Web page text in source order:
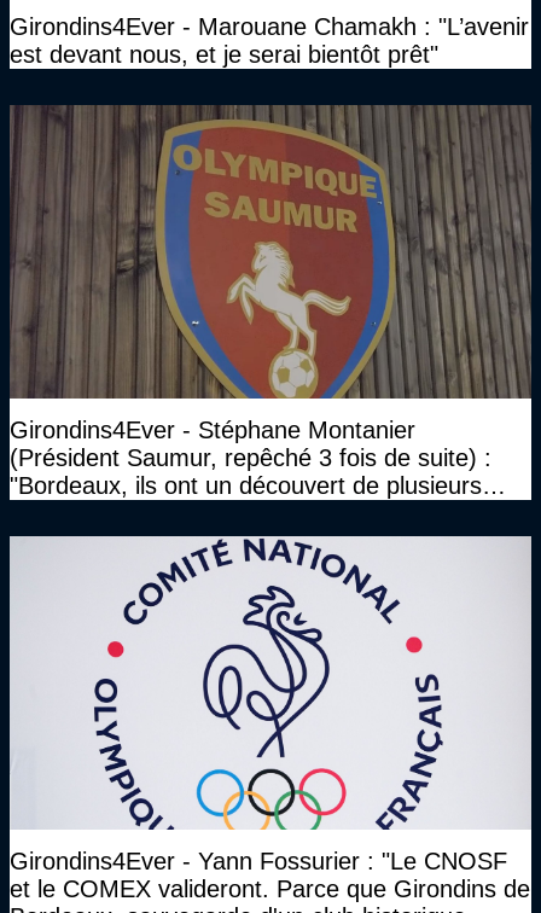
Girondins4Ever - Marouane Chamakh : "L’avenir
est devant nous, et je serai bientôt prêt"
Girondins4Ever - Stéphane Montanier
(Président Saumur, repêché 3 fois de suite) :
"Bordeaux, ils ont un découvert de plusieurs
Girondins4Ever - Yann Fossurier : "Le CNOSF
et le COMEX valideront. Parce que Girondins de